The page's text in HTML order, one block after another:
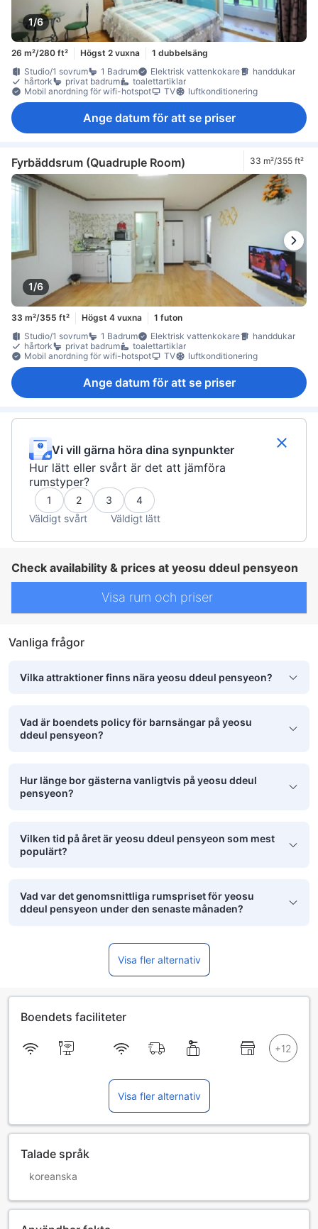
1/6
26 m²/280 ft² Högst 2 vuxna
1 dubbelsäng
Studio/1 sovrum
1 Badrum Elektrisk vattenkokare
handdukar
hårtork
privat badrum
toalettartiklar
Mobil anordning för wifi-hotspot
TV luftkonditionering
Ange datum för att se priser
Fyrbäddsrum (Quadruple Room) 33 m²/355 ft²
1/6
33 m²/355 ft² Högst 4 vuxna
1 futon
Studio/1 sovrum
1 Badrum Elektrisk vattenkokare
handdukar
hårtork
privat badrum
toalettartiklar
Mobil anordning för wifi-hotspot
TV luftkonditionering
Ange datum för att se priser
Vi vill gärna höra dina synpunkter
Hur lätt eller svårt är det att jämföra
rumstyper?
1 2 3
4
Väldigt svårt
Väldigt lätt
Check availability & prices at yeosu ddeul pensyeon
Visa rum och priser
Vanliga frågor
Vilka attraktioner finns nära yeosu ddeul pensyeon?
Vad är boendets policy för barnsängar på yeosu
ddeul pensyeon?
Hur länge bor gästerna vanligtvis på yeosu ddeul
pensyeon?
Vilken tid på året är yeosu ddeul pensyeon som mest
populärt?
Vad var det genomsnittliga rumspriset för yeosu
ddeul pensyeon under den senaste månaden?
Visa fler alternativ
Boendets faciliteter
Visa fler alternativ
Talade språk
koreanska